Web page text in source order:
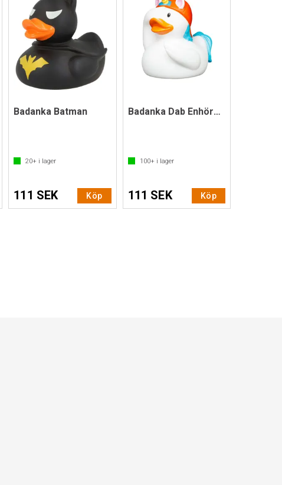
Badanka Batman
20+ i lager
111 SEK Köp
Badanka Dab Enhörning
100+i lager
111 SEK Köp